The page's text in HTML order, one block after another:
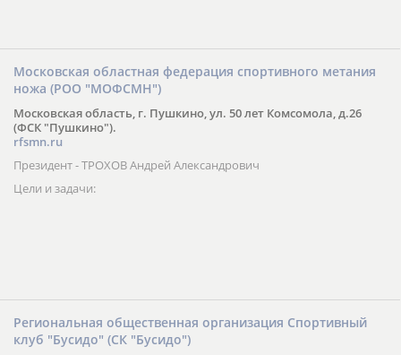
Московская областная федерация спортивного метания
ножа (РОО "МОФСМН")
Московская область, г. Пушкино, ул. 50 лет Комсомола, д.26
(ФСК "Пушкино").
rfsmn.ru
Президент - ТРОХОВ Андрей Александрович
Цели и задачи:
Региональная общественная организация Спортивный
клуб "Бусидо" (СК "Бусидо")